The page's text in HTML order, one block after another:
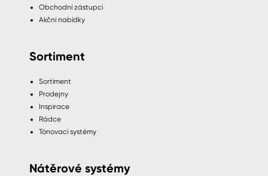
Obchodní zástupci
Akční nabídky
Sortiment
Sortiment
Prodejny
Inspirace
Rádce
Tónovací systémy
Nátěrové systémy